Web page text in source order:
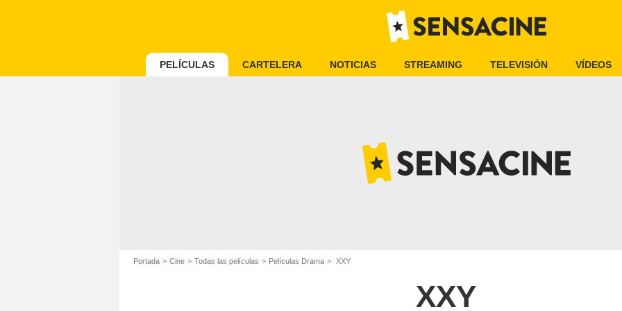
PELÍCULAS CARTELERA NOTICIAS STREAMING TELEVISIÓN VÍDEOS
Portada Cine Todas las películas Películas Drama XXY
XXY